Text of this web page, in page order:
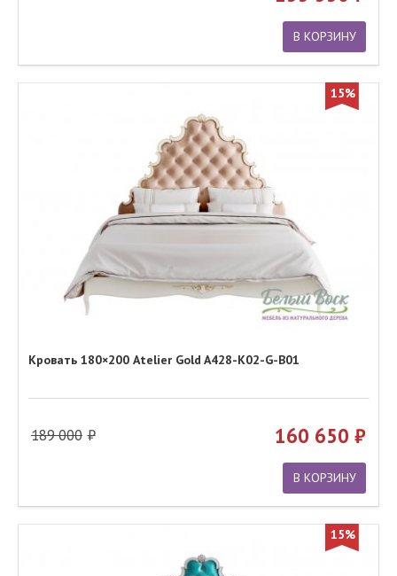
В КОРЗИНУ
15%
Кровать 180×200 Atelier Gold A428-K02-G-B01
189 000 160 650
В КОРЗИНУ
15%